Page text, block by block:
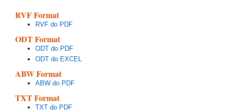
RVF Format
RVF do PDF
ODT Format
ODT do PDF
ODT do EXCEL
ABW Format
ABW do PDF
TXT Format
TXT do PDF